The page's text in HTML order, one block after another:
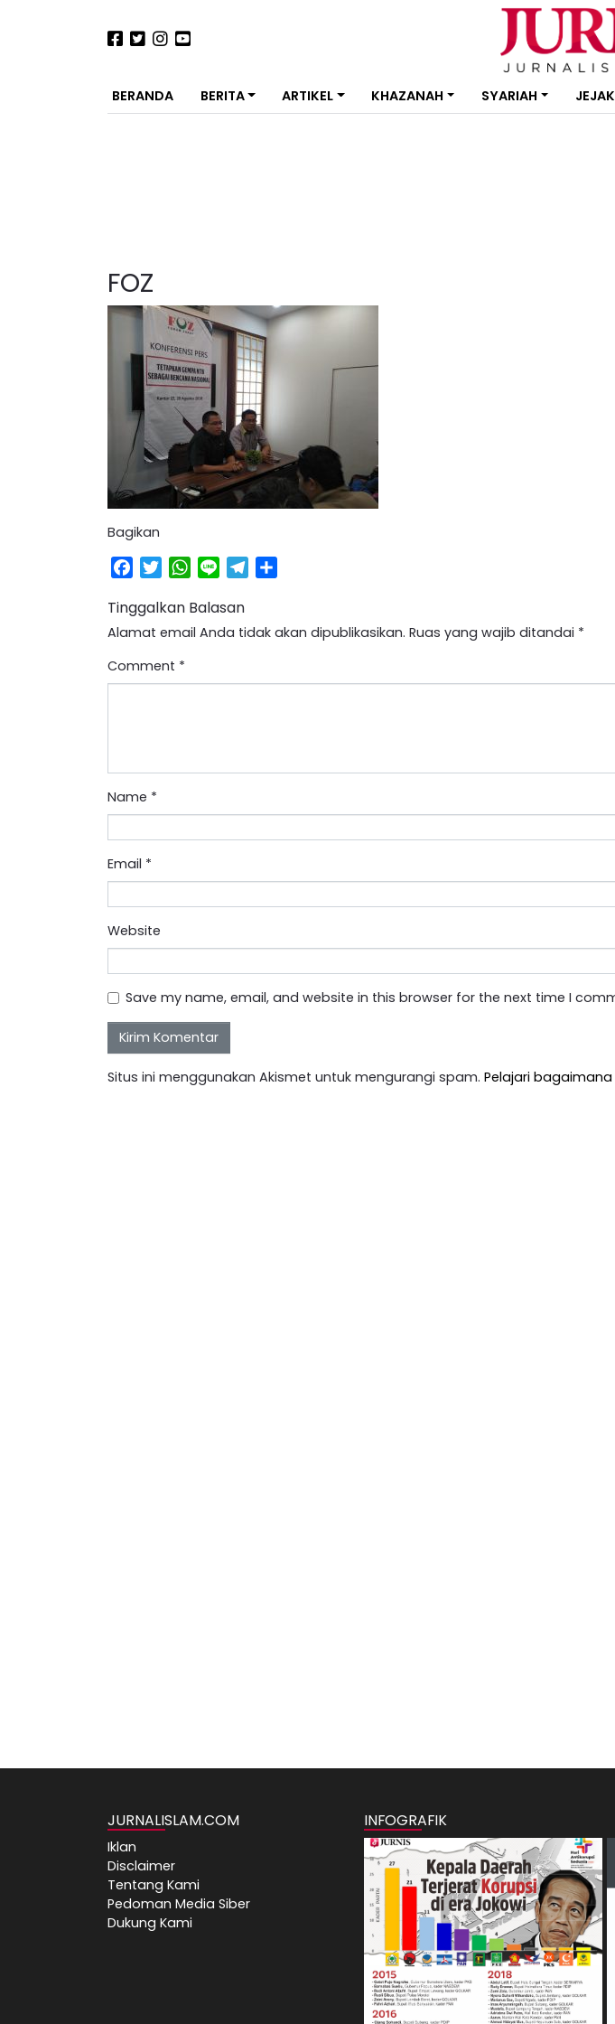
BERANDA BERITA ARTIKEL KHAZANAH SYARIAH
FOZ
Bagikan
Facebook
TwitterWhatsApp
Line Telegram
Tinggalkan Balasan
Alamat email Anda tidak akan dipublikasikan. Ruas yang wajib ditandai *
Comment *
Name *
Email *
Website
Save my name, email, and website in this browser for the next time I
Situs ini menggunakan Akismet untuk mengurangi spam. Pelajari
JURNALISLAM.COM
Iklan
Disclaimer
Tentang Kami
Pedoman Media Siber
Dukung Kami
INFOGRAFIK